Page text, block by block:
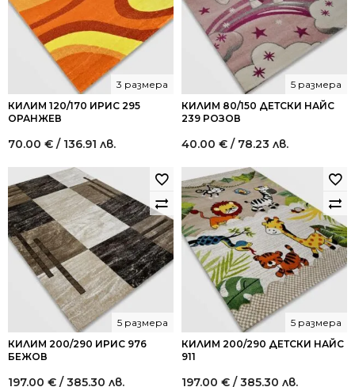
КИЛИМ 120/170 ИРИС 295
ОРАНЖЕВ
3 размера
70.00 € / 136.91 лв.
КИЛИМ 80/150 ДЕТСКИ НАЙС
239 РОЗОВ
5 размера
40.00 € / 78.23 лв.
КИЛИМ 200/290 ИРИС 976
БЕЖОВ
5 размера
197.00 € / 385.30 лв.
КИЛИМ 200/290 ДЕТСКИ НАЙС
911
5 размера
197.00 € / 385.30 лв.